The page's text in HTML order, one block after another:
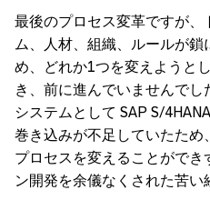
最後のプロセス変革ですが、
ム、人材、組織、ルールが
め、どれか1つを変えようと
き、前に進んでいませんで
システムとして SAP S/
巻き込みが不足していたた
プロセスを変えることがで
ン開発を余儀なくされた苦い